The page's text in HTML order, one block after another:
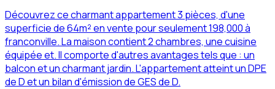
Découvrez ce charmant appartement 3 pièces, d'une
superficie de 64m² en vente pour seulement 198,000 à
franconville. La maison contient 2 chambres, une cuisine
équipée et. Il comporte d'autres avantages tels que : un
balcon et un charmant jardin. L'appartement atteint un DPE
de D et un bilan d'émission de GES de D.